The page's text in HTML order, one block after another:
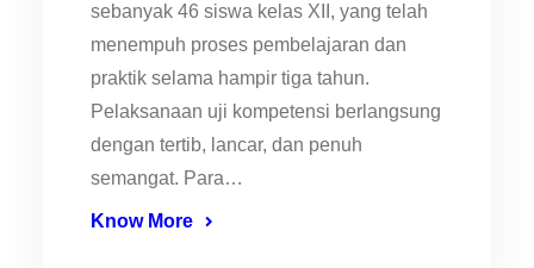
sebanyak 46 siswa kelas XII, yang telah
menempuh proses pembelajaran dan
praktik selama hampir tiga tahun.
Pelaksanaan uji kompetensi berlangsung
dengan tertib, lancar, dan penuh
semangat. Para…
Know More